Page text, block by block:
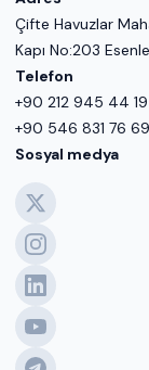
Çifte Havuzlar
Kapı No:203
Telefon
+90 212 945 44 19
+90 546 831 76 69
Sosyal medya